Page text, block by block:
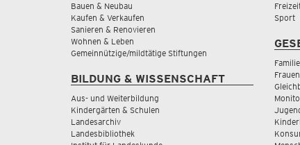
Bauen & Neubau
Kaufen & Verkaufen
Sanieren & Renovieren
Wohnen & Leben
Gemeinnützige/mildtätige Stiftungen
BILDUNG & WISSENSCHAFT
Aus- und Weiterbildung
Kindergärten & Schulen
Landesarchiv
Landesbibliothek
Sport
Frauen